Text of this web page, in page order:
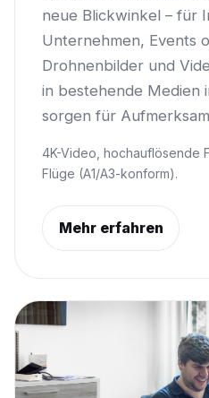
neue Blickwinkel – für
Unternehmen, Events
Drohnenbilder und
in bestehende Medien
sorgen für
4K-Video, hochauflösende
Flüge (A1/A3-konform).
Mehr erfahren